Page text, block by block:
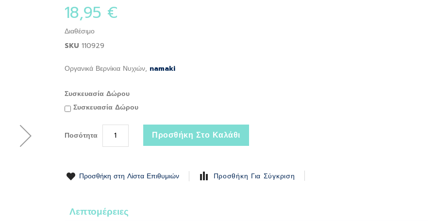
18,95 €
Διαθέσιμο
SKU 110929
Οργανικά Βερνίκια Νυχιών, namaki
Συσκευασία Δώρου
Συσκευασία Δώρου
Ποσότητα Προσθήκη Στο Καλάθι
Προσθήκη στη Λίστα Επιθυμιών Προσθήκη Για Σύγκριση
Λεπτομέρειες